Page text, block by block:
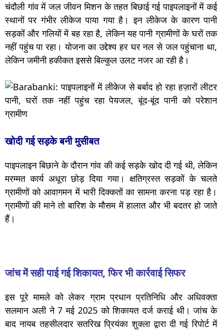
चंदौली गांव में जल जीवन मिशन के तहत बिछाई गई पाइपलाइनों में कई
स्थानों पर गंभीर लीकेज पाया गया है। इन लीकेज के कारण पानी
सड़कों और गलियों में बह रहा है, लेकिन यह पानी ग्रामीणों के घरों तक
नहीं पहुंच पा रहा। योजना का उद्देश्य हर घर नल से जल पहुंचाना था,
लेकिन जमीनी हकीकत इससे बिल्कुल उलट नजर आ रही है।
खोदी गई सड़के बनी मुसीबत
पाइपलाइन बिछाने के दौरान गांव की कई सड़के खोद दी गई थी, लेकिन
मरम्मत कार्य अधूरा छोड़ दिया गया। क्षतिग्रस्त सड़कों के चलते
ग्रामीणों को आवागमन में भारी दिक्कतों का सामना करना पड़ रहा है।
ग्रामीणों की माने तो बारिश के मौसम में हालात और भी बदतर हो जाते
हैं।
जांच में सही पाई गई शिकायत, फिर भी कार्रवाई सिफर
इस पूरे मामले को लेकर ग्राम प्रधान प्रतिनिधि और अधिवक्ता
सलमान अली ने 7 मई 2025 को शिकायत दर्ज कराई थी। जांच के
बाद नायब तहसीलदार सतरिख प्रियंका शुक्ला द्वारा दी गई रिपोर्ट में